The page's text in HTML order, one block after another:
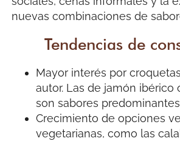
nuevas combinaciones de
Tendencias de
Mayor interés por
autor. Las de jamón ibérico
son sabores
Crecimiento de opciones
vegetarianas, como las